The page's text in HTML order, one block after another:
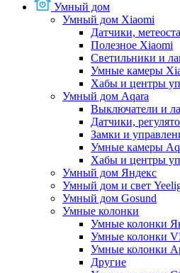
Умный дом
Умный дом Xiaomi
Датчики,
Полезное Xiaomi
Светильники и
Умные камеры
Хабы и центры
Умный дом Aqara
Выключатели и
Датчики,
Замки и
Умные камеры
Хабы и центры
Умный дом Яндекс
Умный дом и свет
Умный дом Gosund
Умные колонки
Умные колонки
Умные колонки
Умные колонки
Другие